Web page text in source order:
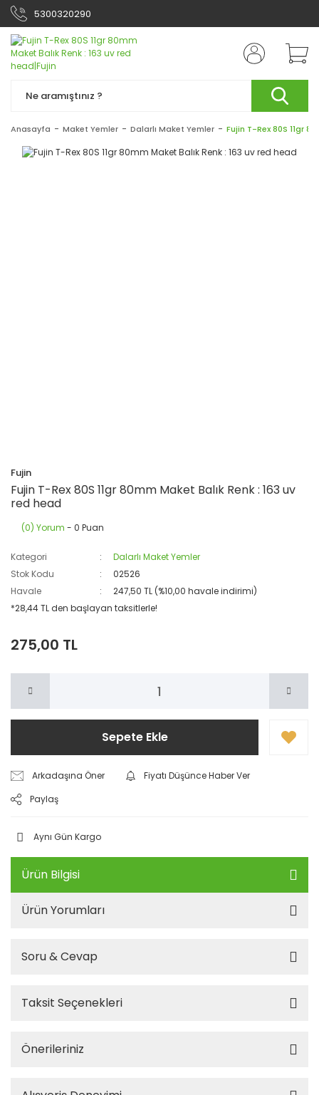
5300320290
Anasayfa Maket Yemler Dalarlı Maket Yemler Fujin T-Rex 80S 11gr
Fujin
Fujin T-Rex 80S 11gr 80mm Maket Balık Renk : 163 uv
red head
(0) Yorum - 0 Puan
Kategori
Dalarlı Maket Yemler
Stok Kodu
02526
Havale
247,50 TL (%10,00 havale indirimi)
*28,44 TL den başlayan taksitlerle!
275,00 TL
Sepete Ekle
Arkadaşına Öner
Fiyatı Düşünce Haber Ver
Paylaş
Aynı Gün Kargo
Ürün Bilgisi
Ürün Yorumları
Soru & Cevap
Taksit Seçenekleri
Önerileriniz